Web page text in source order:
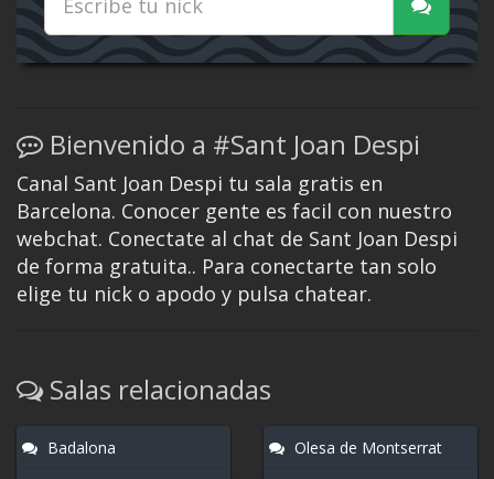
Bienvenido a #Sant Joan Despi
Canal Sant Joan Despi tu sala gratis en
Barcelona. Conocer gente es facil con nuestro
webchat. Conectate al chat de Sant Joan Despi
de forma gratuita.. Para conectarte tan solo
elige tu nick o apodo y pulsa chatear.
Salas relacionadas
Badalona Olesa de Montserrat